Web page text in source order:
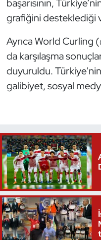
başarısının,
grafiğini desteklediği
Ayrıca World Curling
da karşılaşma
duyuruldu.
galibiyet, sosyal
Triatlon
Voleybol
Vücut Geliştirme
Yüzme